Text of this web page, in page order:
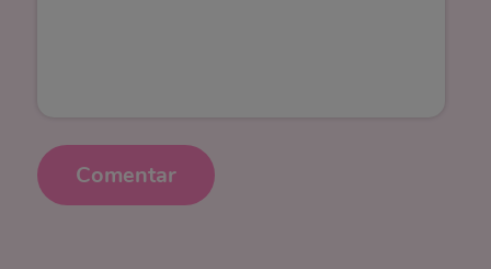
Comentar